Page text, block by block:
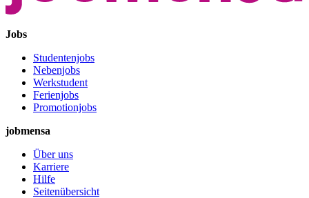
Jobs
Studentenjobs
Nebenjobs
Werkstudent
Ferienjobs
Promotionjobs
jobmensa
Über uns
Karriere
Hilfe
Seitenübersicht